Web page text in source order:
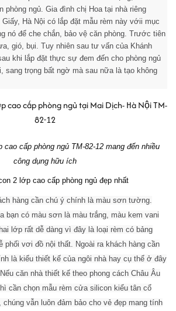
phòng ngủ. Gia đình chị Hoa tại nhà riêng
Hà Nội có lắp đặt mẫu rèm này vớii mục
nó để che chắn, bảo vệ căn phòng. Trước tiên
gió, bụi. Tuy nhiên sau tư vấn của Khánh
khi lắp đặt thực sự đem đến cho phòng ngủ
sang trọng bất ngờ mà sau nữa là tạo không
cấp phòng ngủ TM-82-12 mang đến nhiều
công dụng hữu ích
2 lớp cao cấp phòng ngủ đẹp nhất
hàng cần chú ý chính là màu sơn tường.
bạn có màu sơn là màu trắng, màu kem vani
lớp rất dễ dàng vì đây là loại rèm có bảng
phối vơi đồ nội thất.
Ngoài ra khách hàng cần
là kiểu thiết kế của ngôi nhà hay cụ thể ở đây
căn nhà thiết kế theo phong cách Châu Âu
cần chọn mẫu rèm cửa silicon kiểu tân cổ
vẫn luôn đảm bảo cho vẻ đẹp mang tính